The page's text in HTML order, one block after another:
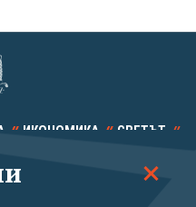
ИКОНОМИКА СВЕТЪТ
КАЛЕЙДОСКОП